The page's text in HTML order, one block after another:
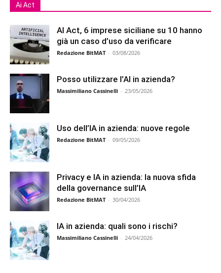
Ai Act
AI Act, 6 imprese siciliane su 10 hanno
già un caso d’uso da verificare
Redazione BitMAT - 03/08/2026
Posso utilizzare l’AI in azienda?
Massimiliano Cassinelli - 23/05/2026
Uso dell’IA in azienda: nuove regole
Redazione BitMAT - 09/05/2026
Privacy e IA in azienda: la nuova sfida
della governance sull’IA
Redazione BitMAT - 30/04/2026
IA in azienda: quali sono i rischi?
Massimiliano Cassinelli - 24/04/2026